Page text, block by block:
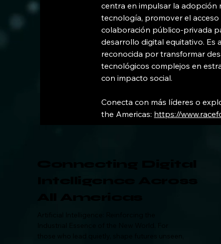
centra en impulsar la adopción
tecnología, promover el
colaboración público-privada
desarrollo digital equitativo. Es
reconocida por transformar
tecnológicos complejos en
con impacto social.
Conecta con más líderes o
the Americas: https://